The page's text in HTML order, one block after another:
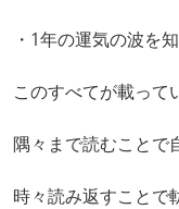
・1年の運気の波を
このすべてが載って
隅々まで読むことで
時々読み返すことで